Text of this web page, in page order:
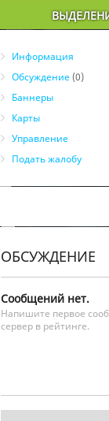
Информация
Обсуждение(0)
Баннеры
Карты
Управление
Подать жалобу
ОБСУЖДЕНИЕ
Сообщений нет.
Напишите первое
сервер в рейтинге.